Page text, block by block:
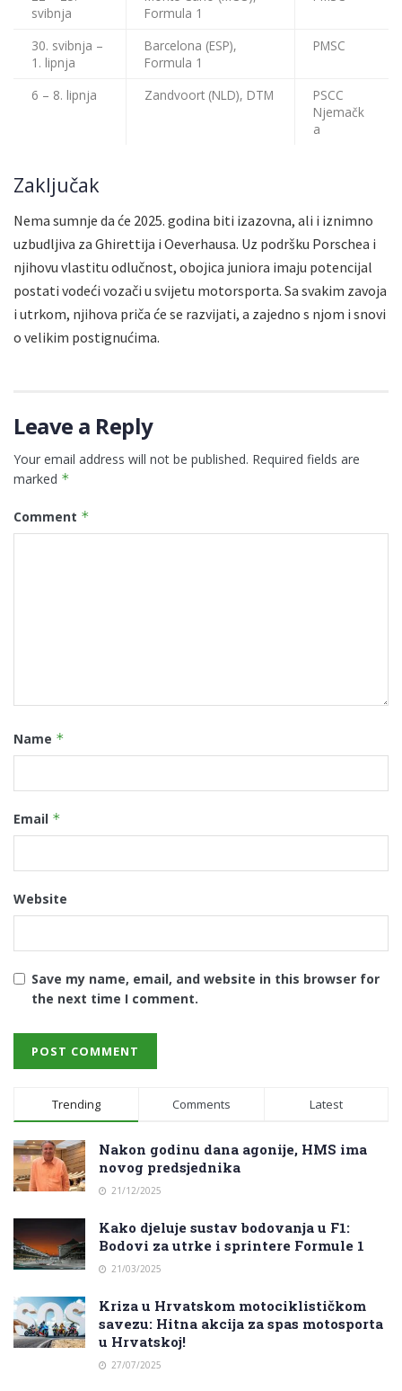
svibnja
Formula 1
30. svibnja –
1. lipnja
Barcelona (ESP),
Formula 1
PMSC
6 – 8. lipnja Zandvoort (NLD), DTM
PSCC
Njemačk
a
Zaključak
Nema sumnje da će 2025. godina biti izazovna, ali i iznimno
uzbudljiva za Ghirettija i Oeverhausa. Uz podršku Porschea i
njihovu vlastitu odlučnost, obojica juniora imaju potencijal
postati vodeći vozači u svijetu motorsporta. Sa svakim zavoja
i utrkom, njihova priča će se razvijati, a zajedno s njom i snovi
o velikim postignućima.
Leave a Reply
Your email address will not be published. Required fields are
marked *
Comment *
Name *
Email *
Website
Save my name, email, and website in this browser for
the next time I comment.
Trending Comments Latest
Nakon godinu dana agonije, HMS ima
novog predsjednika
21/12/2025
Kako djeluje sustav bodovanja u F1:
Bodovi za utrke i sprintere Formule 1
21/03/2025
Kriza u Hrvatskom motociklističkom
savezu: Hitna akcija za spas motosporta
u Hrvatskoj!
27/07/2025